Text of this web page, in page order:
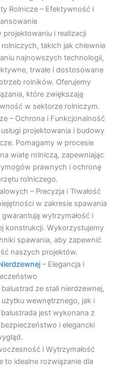
Rolnicze – Efektywność i
projektowaniu i realizacji
takich jak chlewnie
najnowszych technologii,
trwałe i dostosowane
rolników. Oferujemy
które zwiększają
w sektorze rolniczym.
– Ochrona i Funkcjonalność
projektowania i budowy
Pomagamy w procesie
wiatę rolniczą, zapewniając
prawnych i ochronę
rolniczego.
– Precyzja i Trwałość
w zakresie spawania
wytrzymałość i
konstrukcji. Wykorzystujemy
spawania, aby zapewnić
naszych projektów.
– Elegancja i
ze stali nierdzewnej,
wewnętrznego, jak i
jest wykonana z
i elegancki
i Wytrzymałość
to idealne rozwiązanie dla